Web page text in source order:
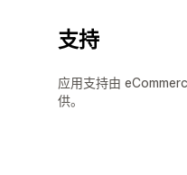
支持
应用支持由
供。